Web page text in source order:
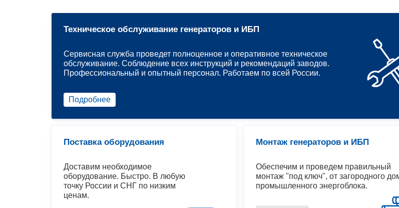
Техническое обслуживание генераторов и ИБП
Сервисная служба проведет полноценное и оперативное техническое
обслуживание. Соблюдение всех инструкций и рекомендаций заводов.
Профессиональный и опытный персонал. Работаем по всей России.
Подробнее
Поставка оборудования
Доставим необходимое
оборудование. Быстро. В любую
точку России и СНГ по низким
ценам.
Монтаж генераторов и ИБП
Обеспечим и проведем правильный
монтаж "под ключ", от загородного
промышленного энергоблока.